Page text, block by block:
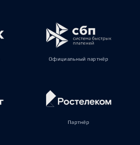
Официальный партнёр
Партнёр